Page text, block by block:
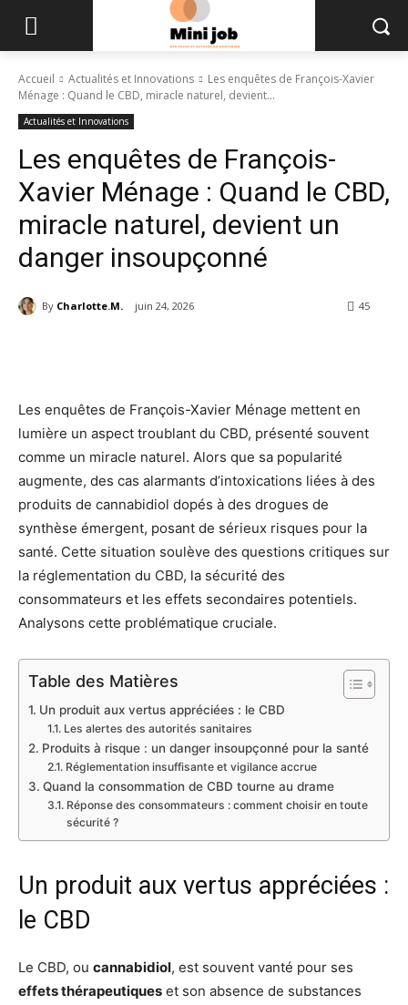
Accueil Actualités et Innovations
Les enquêtes de François-Xavier
Ménage : Quand le CBD, miracle naturel, devient...
Actualités et Innovations
Les enquêtes de François-
Xavier Ménage : Quand le CBD,
miracle naturel, devient un
danger insoupçonné
By Charlotte.M. juin 24, 2026 45
Les enquêtes de François-Xavier Ménage mettent en
lumière un aspect troublant du CBD, présenté souvent
comme un miracle naturel. Alors que sa popularité
augmente, des cas alarmants d’intoxications liées à des
produits de cannabidiol dopés à des drogues de
synthèse émergent, posant de sérieux risques pour la
santé. Cette situation soulève des questions critiques sur
la réglementation du CBD, la sécurité des
consommateurs et les effets secondaires potentiels.
Analysons cette problématique cruciale.
Table des Matières
Un produit aux vertus appréciées : le CBD
Les alertes des autorités sanitaires
Produits à risque : un danger insoupçonné pour la santé
Réglementation insuffisante et vigilance accrue
Quand la consommation de CBD tourne au drame
Réponse des consommateurs : comment choisir en toute
sécurité ?
Un produit aux vertus appréciées :
le CBD
Le CBD, ou cannabidiol, est souvent vanté pour ses
effets thérapeutiques et son absence de substances